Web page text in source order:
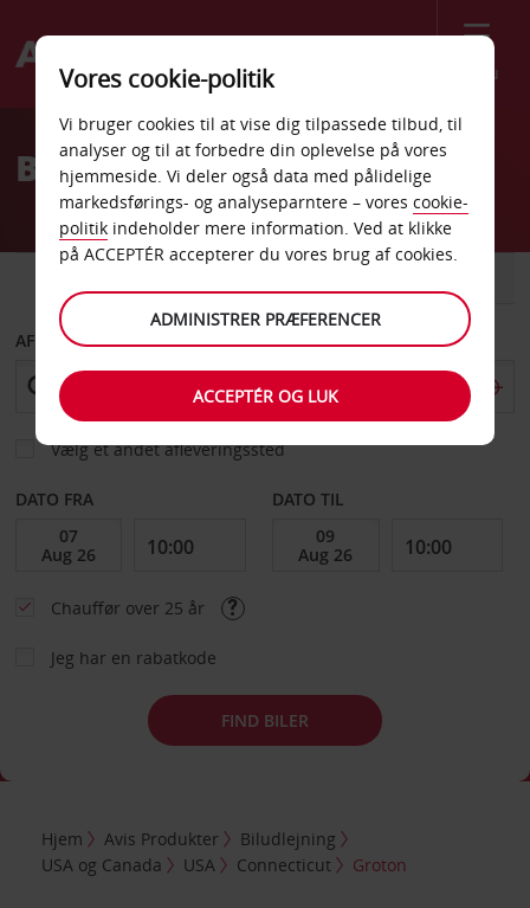
Menu
Welcome
AvisBilleje Groton
AFHENT FRA
Vælg et andet afleveringssted
DATO FRA DATO TIL
Chauffør over 25 år
Jeg har en rabatkode
FIND BILER
Hjem Avis Produkter
Biludlejning
USA og Canada
USA Connecticut Groton
Vores cookie-politik
Vi bruger cookies til at vise dig tilpassede tilbud, til
analyser og til at forbedre din oplevelse på vores
hjemmeside. Vi deler også data med pålidelige
markedsførings- og analyseparntere – vores cookie-
politik indeholder mere information. Ved at klikke
på ACCEPTÉR accepterer du vores brug af cookies.
ADMINISTRER PRÆFERENCER
ACCEPTÉR OG LUK